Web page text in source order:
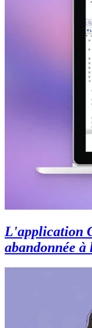
L'application
abandonnée